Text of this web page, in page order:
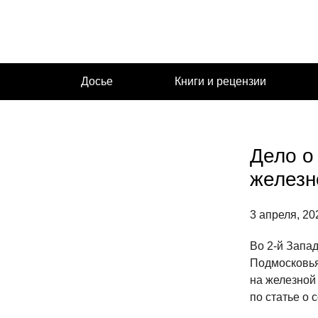
Досье Книги и рецензии
Дело о
3 апреля,
Во 2-й
на
по статье о